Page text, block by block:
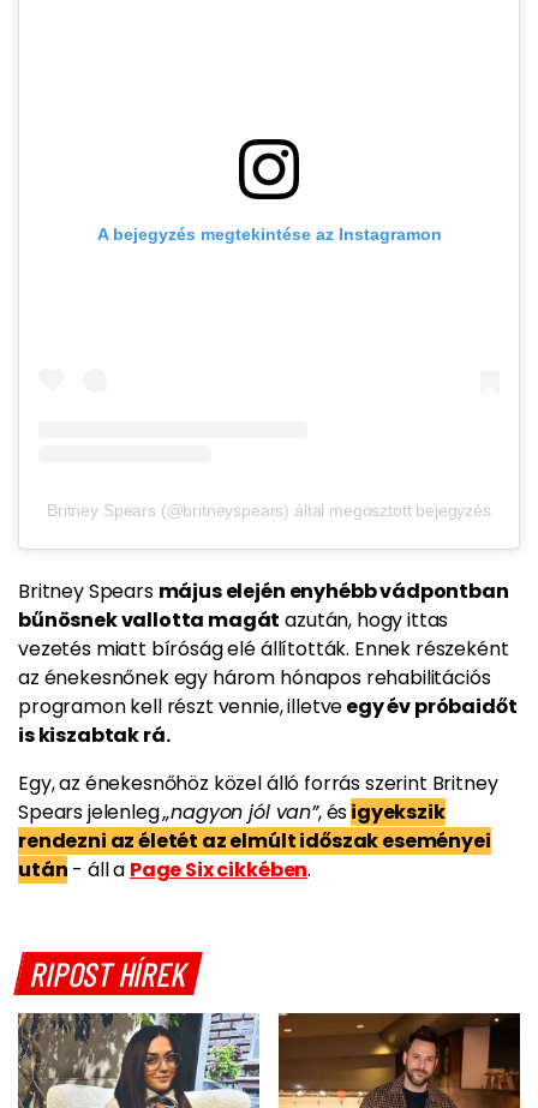
A bejegyzés megtekintése az Instagramon
Britney Spears (@britneyspears) által megosztott bejegyzés
Britney Spears május elején enyhébb vádpontban
bűnösnek vallotta magát azután, hogy ittas
vezetés miatt bíróság elé állították. Ennek részeként
az énekesnőnek egy három hónapos rehabilitációs
programon kell részt vennie, illetveegy év próbaidőt
is kiszabtak rá.
Egy, az énekesnőhöz közel álló forrás szerint Britney
Spears jelenleg„nagyon jól van”, ésigyekszik
rendezni az életét az elmúlt időszak eseményei
után - áll a Page Six cikkében.
RIPOST HÍREK